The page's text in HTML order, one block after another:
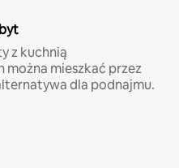
z kuchnią
mieszkać przez
dla podnajmu.